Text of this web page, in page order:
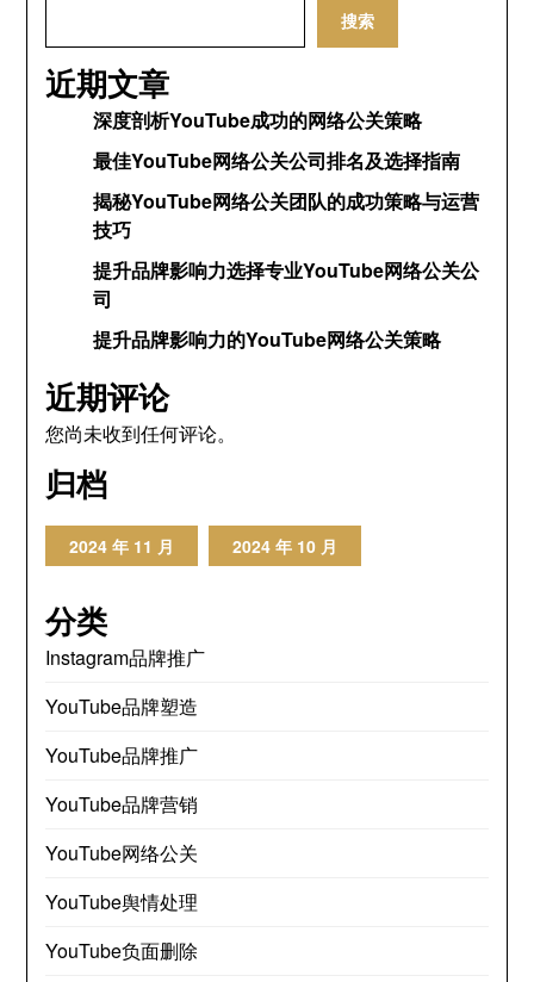
搜索
近期文章
深度剖析YouTube成功的网络公关策略
最佳YouTube网络公关公司排名及选择指南
揭秘YouTube网络公关团队的成功策略与运营
技巧
提升品牌影响力选择专业YouTube网络公关公
司
提升品牌影响力的YouTube网络公关策略
近期评论
您尚未收到任何评论。
归档
2024 年 11 月 2024 年 10 月
分类
Instagram品牌推广
YouTube品牌塑造
YouTube品牌推广
YouTube品牌营销
YouTube网络公关
YouTube舆情处理
YouTube负面删除